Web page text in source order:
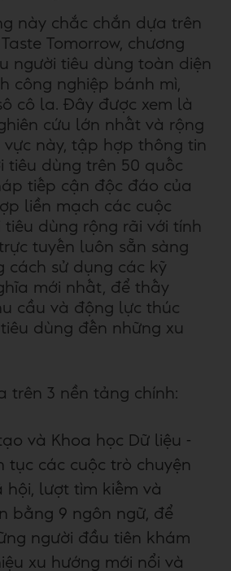
này chắc chắn dựa trên
Tomorrow, chương
người tiêu dùng toàn diện
công nghiệp bánh mì,
cô la. Đây được xem là
cứu lớn nhất và rộng
này, tập hợp thông tin
tiêu dùng trên 50 quốc
tiếp cận độc đáo của
liền mạch các cuộc
tiêu dùng rộng rãi với tính
tuyến luôn sẵn sàng
cách sử dụng các kỹ
mới nhất, để thấy
cầu và động lực thúc
dùng đến những xu
trên 3 nền tảng chính:
và Khoa học Dữ liệu -
tục các cuộc trò chuyện
hội, lượt tìm kiếm và
bằng 9 ngôn ngữ, để
người đầu tiên khám
xu hướng mới nổi và